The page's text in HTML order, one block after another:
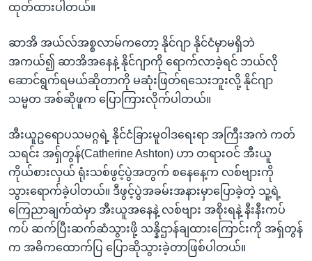
ထုတ်ထားပါတယ်။
ဆာအိ အယ်လ်အစ္စလာမ်ကတော့ နိုင်ဂျာ နိုင်ငံမှာမရှိဘဲ
အကယ်၍ ဆာအိအနေနဲ့ နိုင်ဂျာကို ရောက်လာခဲ့ရင် ဘယ်လို
ဆောင်ရွက်ရမယ်ဆိုတာကို မဆုံးဖြတ်ရသေးဘူးလို့ နိုင်ဂျာ
သမ္မတ အစ်ဆိုဖူက ပြောကြားလိုက်ပါတယ်။
အီးယူဥရောပသမဂ္ဂရဲ့ နိုင်ငံခြားမူဝါဒရေးရာ အကြီးအကဲ ကတ်
သရင်း အရှ်တွန်(Catherine Ashton) ဟာ တရားဝင် အီးယူ
ကိုယ်စားလှယ် ရုံးသစ်ဖွင့်ပွဲအတွက် စနေနေ့က လစ်ဗျားကို
သွားရောက်ခဲ့ပါတယ်။ ဒီဖွင့်ပွဲအခမ်းအနားမှာပြောခဲ့တဲ့ သူ့ရဲ့
ကြေညာချက်ထဲမှာ အီးယူအနေနဲ့ လစ်ဗျား အစိုးရနဲ့ နီးနီးကပ်
ကပ် ဆက်ပြီးဆက်ဆံသွားဖို့ သန္နိဌာန်ချထားကြောင်းကို အရှ်တွန်
က အဓိကထောက်ပြ ပြောဆိုသွားခဲ့တာဖြစ်ပါတယ်။